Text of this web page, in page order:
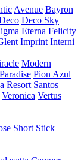
Avenue Bayron
Deco Sky
Eterna Felicity
Imprint Interni
Modern
Paradise Pion Azul
Resort Santos
Veronica Vertus
Short Stick